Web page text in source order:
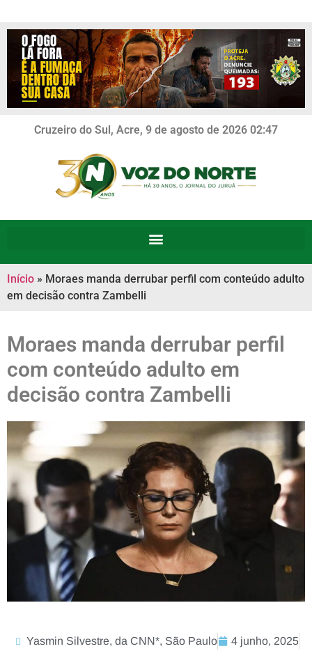
Cruzeiro do Sul, Acre, 9 de agosto de 2026 02:47
Início » Moraes manda derrubar perfil com conteúdo adulto
em decisão contra Zambelli
Moraes manda derrubar perfil
com conteúdo adulto em
decisão contra Zambelli
Yasmin Silvestre, da CNN*, São Paulo
4 junho, 2025